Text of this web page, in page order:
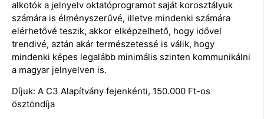
alkotók a jelnyelv oktatóprogramot saját korosztályuk
számára is élményszerűvé, illetve mindenki számára
elérhetővé teszik, akkor elképzelhető, hogy idővel
trendivé, aztán akár természetessé is válik, hogy
mindenki képes legalább minimális szinten kommunikálni
a magyar jelnyelven is.
Díjuk: A C3 Alapítvány fejenkénti, 150.000 Ft-os
ösztöndíja